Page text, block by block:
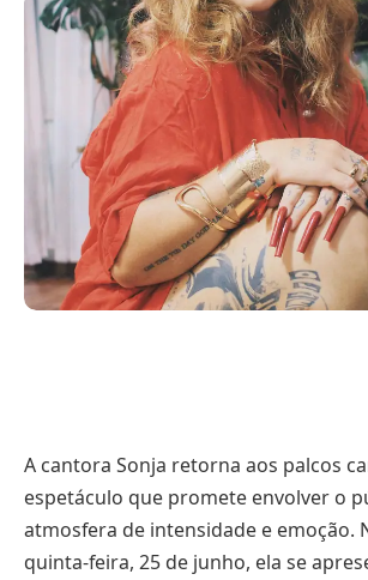
A cantora Sonja retorna aos palcos
espetáculo que promete envolver o
atmosfera de intensidade e emoção.
quinta-feira, 25 de junho, ela se